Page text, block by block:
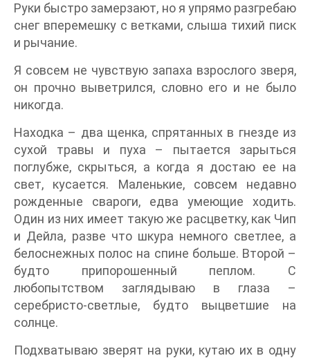
Руки быстро замерзают, но я упрямо разгребаю
снег вперемешку с ветками, слыша тихий писк
и рычание.
Я совсем не чувствую запаха взрослого зверя,
он прочно выветрился, словно его и не было
никогда.
Находка – два щенка, спрятанных в гнезде из
сухой травы и пуха – пытается зарыться
поглубже, скрыться, а когда я достаю ее на
свет, кусается. Маленькие, совсем недавно
рожденные свароги, едва умеющие ходить.
Один из них имеет такую же расцветку, как Чип
и Дейла, разве что шкура немного светлее, а
белоснежных полос на спине больше. Второй –
будто припорошенный пеплом. С
любопытством заглядываю в глаза –
серебристо-светлые, будто выцветшие на
солнце.
Подхватываю зверят на руки, кутаю их в одну